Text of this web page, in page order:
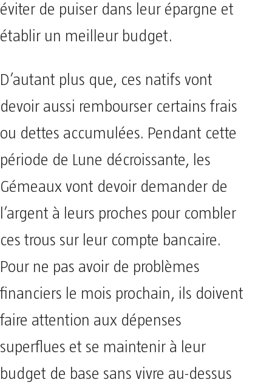
éviter de puiser dans leur épargne et
établir un meilleur budget.
D’autant plus que, ces natifs vont
devoir aussi rembourser certains frais
ou dettes accumulées. Pendant cette
période de Lune décroissante, les
Gémeaux vont devoir demander de
l’argent à leurs proches pour combler
ces trous sur leur compte bancaire.
Pour ne pas avoir de problèmes
financiers le mois prochain, ils doivent
faire attention aux dépenses
superflues et se maintenir à leur
budget de base sans vivre au-dessus